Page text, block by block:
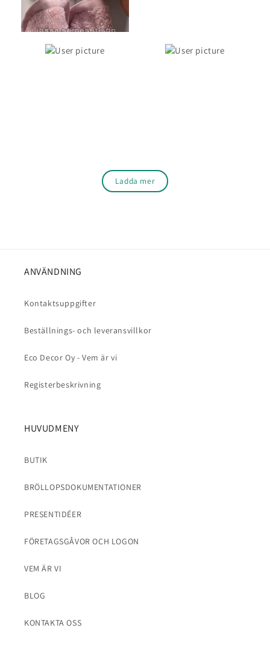
Ladda mer
ANVÄNDNING
Kontaktsuppgifter
Beställnings- och leveransvillkor
Eco Decor Oy - Vem är vi
Registerbeskrivning
HUVUDMENY
BUTIK
BRÖLLOPSDOKUMENTATIONER
PRESENTIDÉER
FÖRETAGSGÅVOR OCH LOGON
VEM ÄR VI
BLOG
KONTAKTA OSS